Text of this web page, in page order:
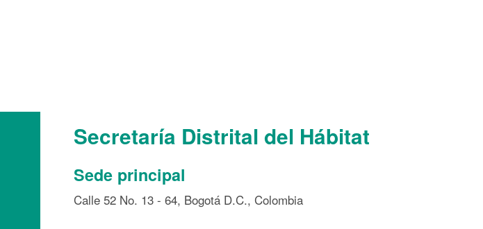
Secretaría Distrital del Hábitat
Sede principal
Calle 52 No. 13 - 64, Bogotá D.C., Colombia